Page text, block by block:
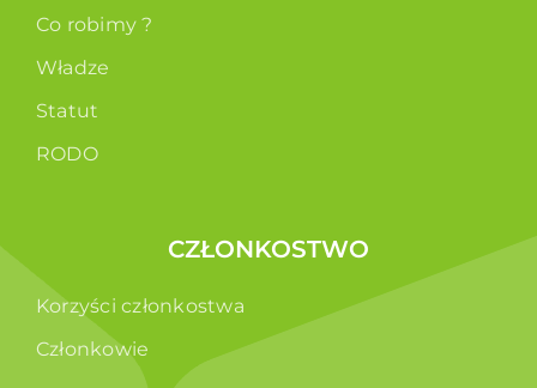
Co robimy ?
Władze
Statut
RODO
CZŁONKOSTWO
Korzyści członkostwa
Członkowie